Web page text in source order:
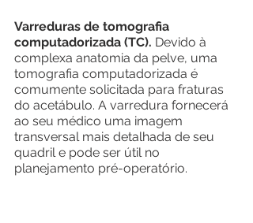
Varreduras de tomografia
computadorizada (TC). Devido à
complexa anatomia da pelve, uma
tomografia computadorizada é
comumente solicitada para fraturas
do acetábulo. A varredura fornecerá
ao seu médico uma imagem
transversal mais detalhada de seu
quadril e pode ser útil no
planejamento pré-operatório.